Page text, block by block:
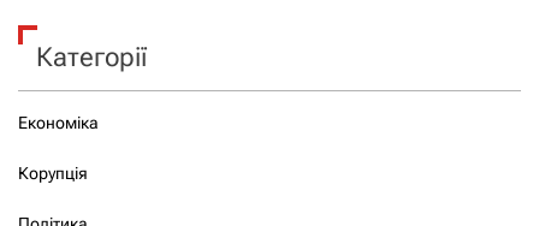
Категорії
Економіка
Корупція